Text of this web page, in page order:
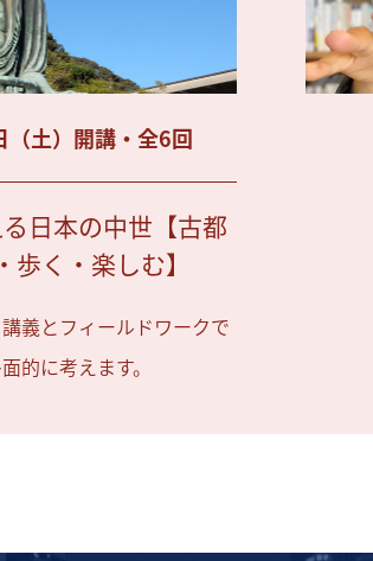
土）開講・全6回
日本の中世【古都
歩く・楽しむ】
義とフィールドワークで
的に考えます。